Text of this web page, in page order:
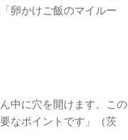
卵かけご飯のマイルー
中に穴を開けます。この
なポイントです」（茨